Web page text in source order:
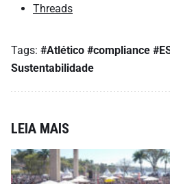
Threads
Tags: #Atlético #compliance
Sustentabilidade
LEIA MAIS